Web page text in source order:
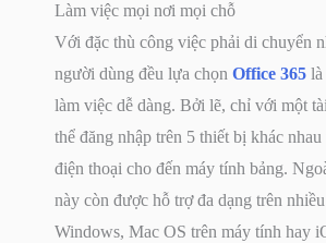
Làm việc mọi nơi mọi chỗ
Với đặc thù công việc phải di chuyển
người dùng đều lựa chọn Office 365 là
làm việc dễ dàng. Bởi lẽ, chỉ với một
thể đăng nhập trên 5 thiết bị khác
điện thoại cho đến máy tính bảng.
này còn được hỗ trợ đa dạng trên
Windows, Mac OS trên máy tính hay